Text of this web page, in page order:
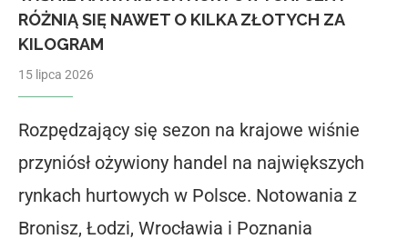
RÓŻNIĄ SIĘ NAWET O KILKA ZŁOTYCH ZA
KILOGRAM
15 lipca 2026
Rozpędzający się sezon na krajowe wiśnie
przyniósł ożywiony handel na największych
rynkach hurtowych w Polsce. Notowania z
Bronisz, Łodzi, Wrocławia i Poznania